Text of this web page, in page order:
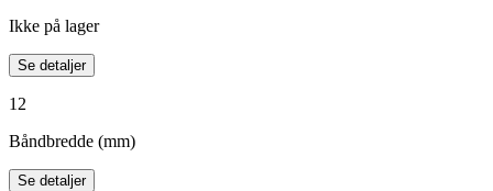
Ikke på lager
Se detaljer
12
Båndbredde (mm)
Se detaljer